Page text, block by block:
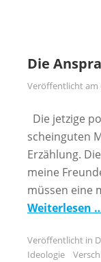
Die
Veröffentlicht am
Die jetzige
scheinguten
Erzählung.
meine
müssen eine
Weiterlesen
Veröffentlicht in
Ideologie